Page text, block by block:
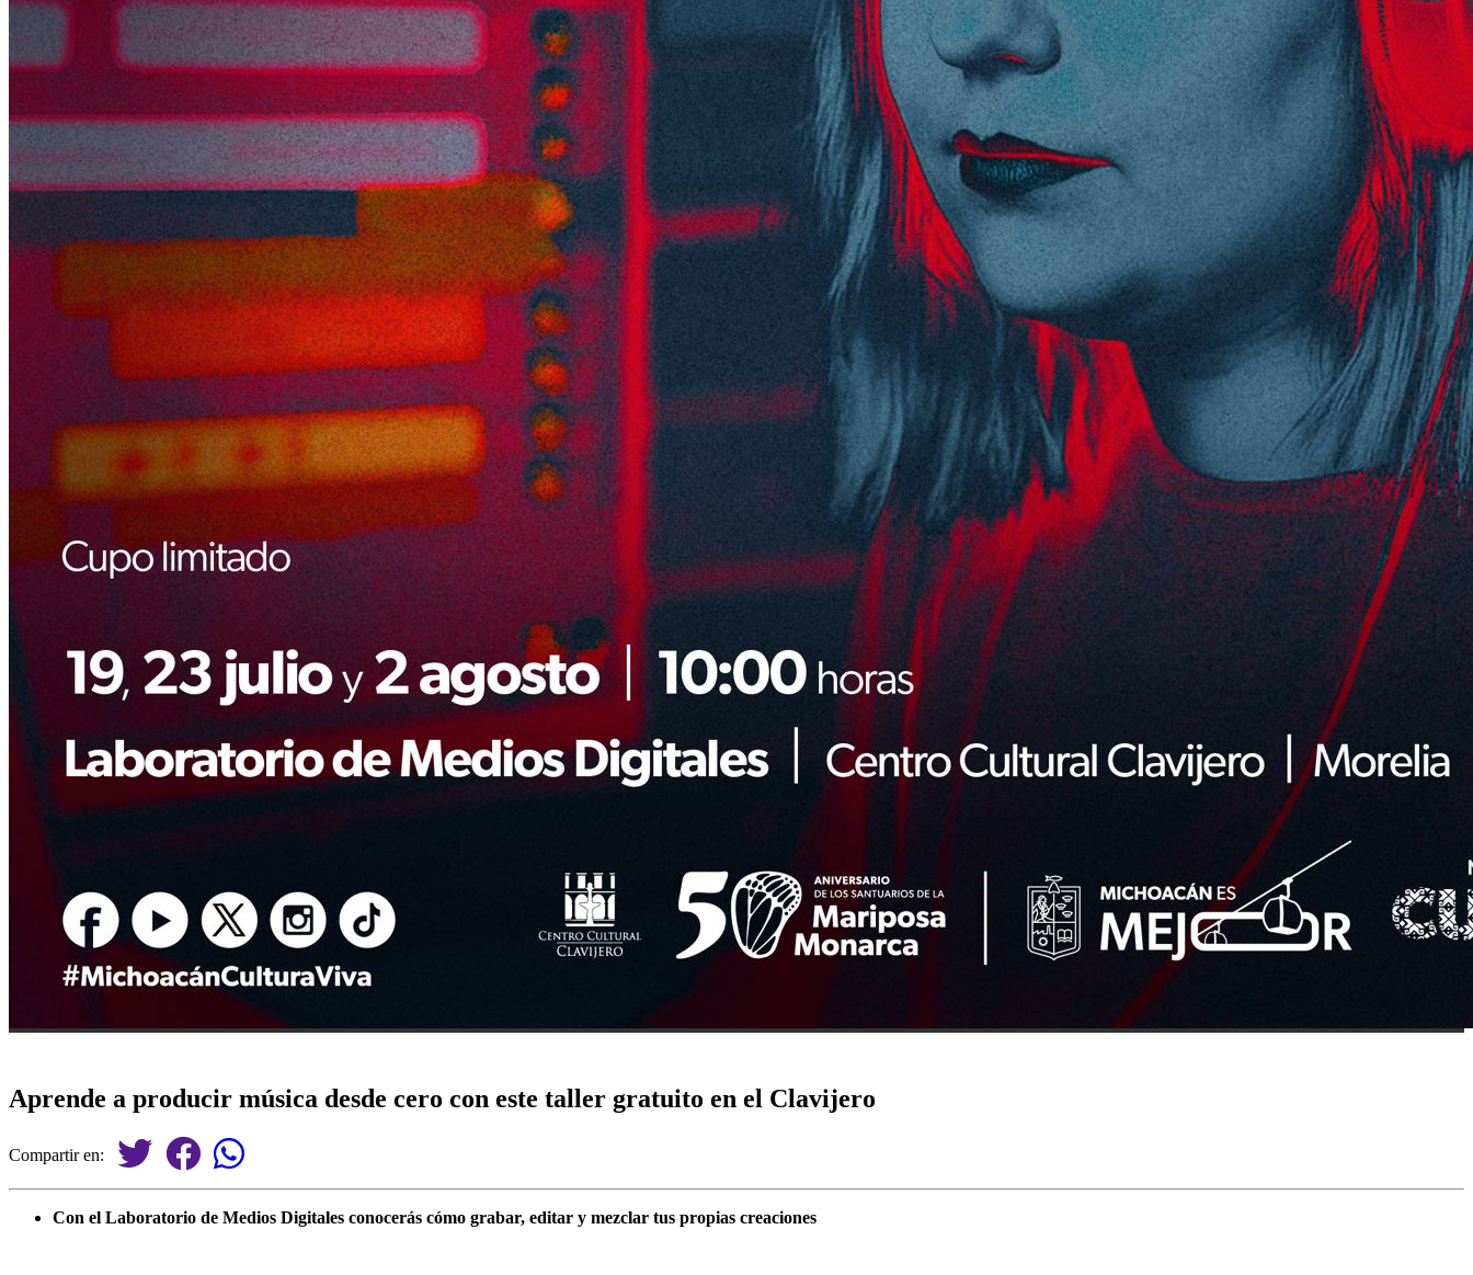
Aprende a producir música desde cero con este taller gratuito en el Clavijero
Compartir en:
Con el Laboratorio de Medios Digitales conocerás cómo grabar, editar y mezclar tus propias creaciones